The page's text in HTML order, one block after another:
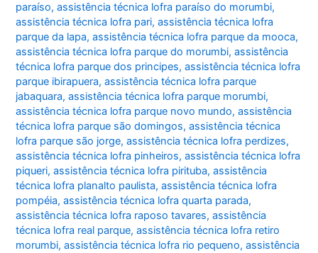
paraíso,assistência técnica lofra paraíso do morumbi,
assistência técnica lofra pari,assistência técnica lofra
parque da lapa,assistência técnica lofra parque da mooca,
assistência técnica lofra parque do morumbi,assistência
técnica lofra parque dos principes,assistência técnica lofra
parque ibirapuera,assistência técnica lofra parque
jabaquara,assistência técnica lofra parque morumbi,
assistência técnica lofra parque novo mundo,assistência
técnica lofra parque são domingos,assistência técnica
lofra parque são jorge,assistência técnica lofra perdizes,
assistência técnica lofra pinheiros,assistência técnica lofra
piqueri,assistência técnica lofra pirituba,assistência
técnica lofra planalto paulista,assistência técnica lofra
pompéia,assistência técnica lofra quarta parada,
assistência técnica lofra raposo tavares,assistência
técnica lofra real parque,assistência técnica lofra retiro
morumbi,assistência técnica lofra rio pequeno,assistência